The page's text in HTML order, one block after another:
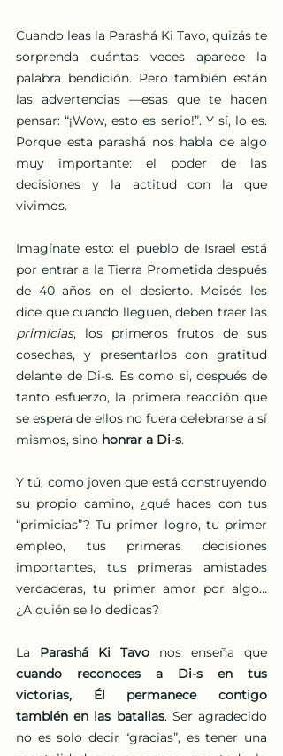
Cuando leas la Parashá Ki Tavo, quizás te
sorprenda cuántas veces aparece la
palabra bendición. Pero también están
las advertencias —esas que te hacen
pensar: “¡Wow, esto es serio!”. Y sí, lo es.
Porque esta parashá nos habla de algo
muy importante: el poder de las
decisiones y la actitud con la que
vivimos.
Imagínate esto: el pueblo de Israel está
por entrar a la Tierra Prometida después
de 40 años en el desierto. Moisés les
primicias, los primeros frutos de sus
cosechas, y presentarlos con gratitud
delante de Di-s. Es como si, después de
tanto esfuerzo, la primera reacción que
se espera de ellos no fuera celebrarse a sí
mismos, sino honrar a Di-s.
Y tú, como joven que está construyendo
su propio camino, ¿qué haces con tus
“primicias”? Tu primer logro, tu primer
empleo, tus primeras decisiones
importantes, tus primeras amistades
verdaderas, tu primer amor por algo…
¿A quién se lo dedicas?
La Parashá Ki Tavo
cuando reconoces a Di-s en tus
victorias, Él permanece contigo
también en las batallas. Ser agradecido
no es solo decir “gracias”, es tener una